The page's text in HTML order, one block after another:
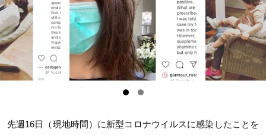
先週16日（現地時間）に新型コロナウイルスに感染したことを